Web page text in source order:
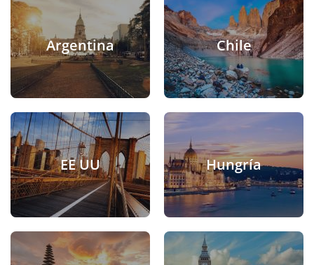
Argentina Chile
EE UU Hungría